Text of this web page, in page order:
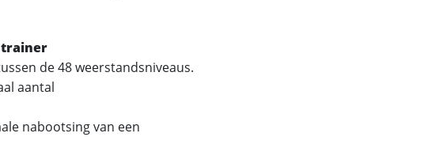
de 48 weerstandsniveaus.
aantal
nabootsing van een